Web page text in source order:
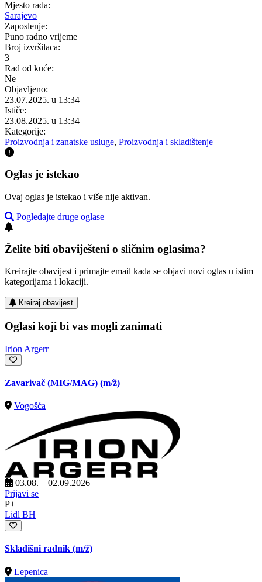
Mjesto rada:
Sarajevo
Zaposlenje:
Puno radno vrijeme
Broj izvršilaca:
3
Rad od kuće:
Ne
Objavljeno:
23.07.2025. u 13:34
Ističe:
23.08.2025. u 13:34
Kategorije:
Proizvodnja i zanatske usluge, Proizvodnja i skladištenje
Oglas je istekao
Ovaj oglas je istekao i više nije aktivan.
Pogledajte druge oglase
Želite biti obaviješteni o sličnim oglasima?
Kreirajte obavijest i primajte email kada se objavi novi oglas u istim
kategorijama i lokaciji.
Kreiraj obavijest
Oglasi koji bi vas mogli zanimati
Irion Argerr
Zavarivač (MIG/MAG) (m/ž)
Vogošća
03.08. – 02.09.2026
Prijavi se
P+
Lidl BH
Skladišni radnik (m/ž)
Lepenica